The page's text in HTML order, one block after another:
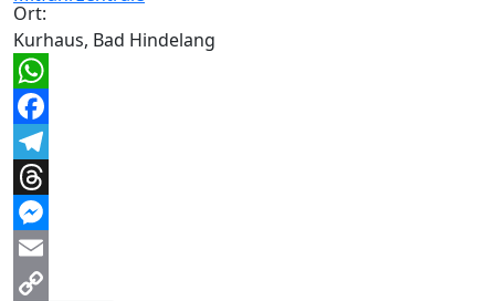
Ort:
Kurhaus, Bad Hindelang
WhatsApp
Facebook
Telegram
Threads
Messenger
Email